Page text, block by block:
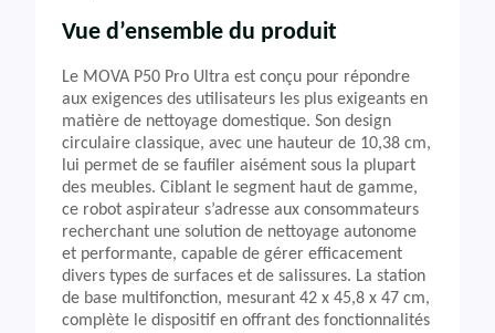
Vue d’ensemble du produit
Le MOVA P50 Pro Ultra est conçu pour répondre
aux exigences des utilisateurs les plus exigeants en
matière de nettoyage domestique. Son design
circulaire classique, avec une hauteur de 10,38 cm,
lui permet de se faufiler aisément sous la plupart
des meubles. Ciblant le segment haut de gamme,
ce robot aspirateur s’adresse aux consommateurs
recherchant une solution de nettoyage autonome
et performante, capable de gérer efficacement
divers types de surfaces et de salissures. La station
de base multifonction, mesurant 42 x 45,8 x 47 cm,
complète le dispositif en offrant des fonctionnalités